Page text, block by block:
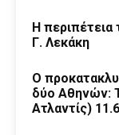
Η περιπέτεια
Γ. Λεκάκη
Ο
δύο Αθηνών:
Ατλαντίς)